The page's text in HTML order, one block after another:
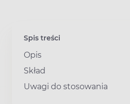
Spis treści
Opis
Skład
Uwagi do stosowania